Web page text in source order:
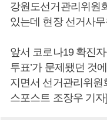
강원도선거관리위원
있는데 현장 선거사
앞서 코로나19 확진
투표’가 문제됐던 것
지면서 선거관리위원
스포스트 조장우 기자]